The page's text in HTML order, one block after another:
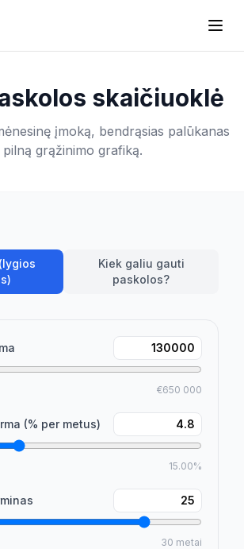
skaičiuoklė
įmoką, bendrąsias palūkanas
grąžinimo grafiką.
Kiek galiu gauti
paskolos?
€650 000
(% per metus)
15.00%
30 metai